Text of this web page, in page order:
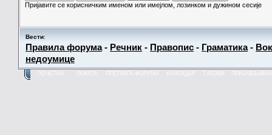
Пријавите се корисничким именом или имејлом, лозинком и дужином сесије
Вести:
Правила форума- Речник - Правопис - Граматика-
недоумице
КАЛЕНДАР